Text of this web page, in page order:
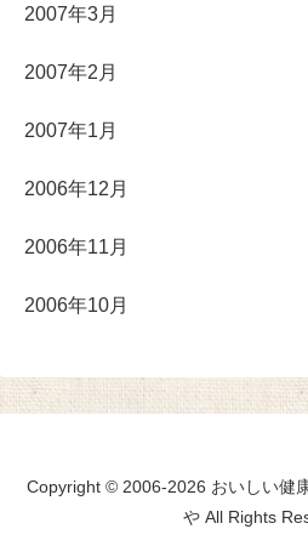
2007年3月
2007年2月
2007年1月
2006年12月
2006年11月
2006年10月
Copyright © 2006-2026 おいしい健
や All Rights